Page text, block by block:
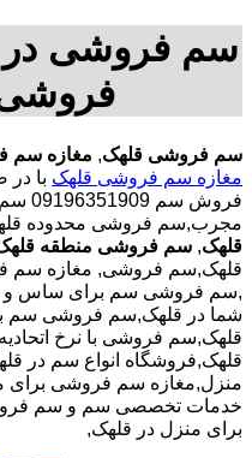
سم فروشی در
سم فروشی قلهک, مغازه سم
مغازه سم فروشی قلهک با
مجرب,سم فروشی محدوده
قلهک, سم فروشی منطقه
قلهک,سم فروشی, مغازه سم
,سم فروشی سم برای ساس و
شما در قلهک,سم فروشی سم
قلهک,سم فروشی با نرخ
قلهک,فروشگاه انواع سم در
منزل,مغازه سم فروشی برای
خدمات تخصصی سم و سم
برای منزل در قلهک,